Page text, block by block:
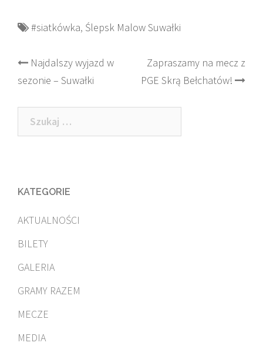
#siatkówka, Ślepsk Malow Suwałki
Post
navigation
Najdalszy wyjazd w
sezonie – Suwałki
Zapraszamy na mecz z
PGE Skrą Bełchatów!
Szukaj:
KATEGORIE
AKTUALNOŚCI
BILETY
GALERIA
GRAMY RAZEM
MECZE
MEDIA